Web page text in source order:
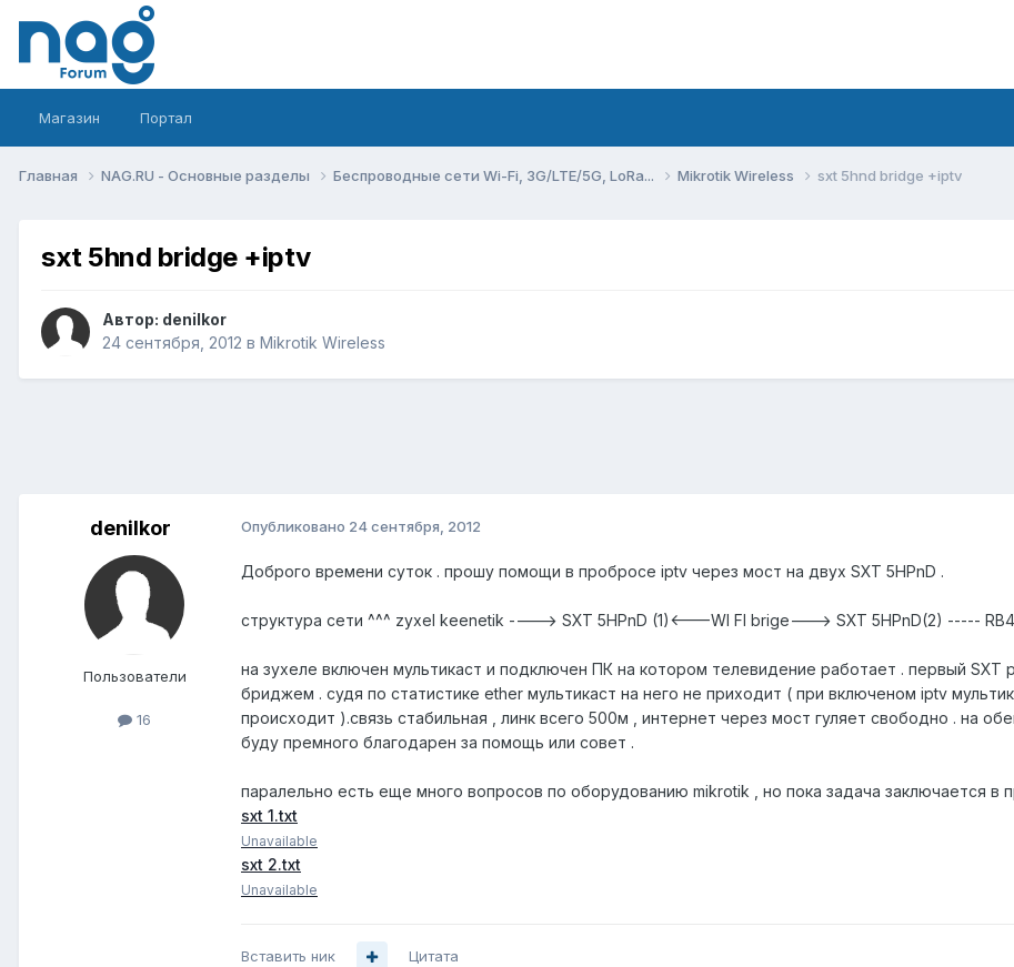
Магазин Портал
Главная NAG.RU - Основные разделы Беспроводные сети Wi-Fi, 3G/LTE/5G, LoRa... Mikrotik Wireless sxt 5hnd bridge +iptv
sxt 5hnd bridge +iptv
Автор: denilkor
24 сентября, 2012 в Mikrotik Wireless
denilkor
Пользователи
16
Опубликовано 24 сентября, 2012
Доброго времени суток . прошу помощи в пробросе iptv через мост на двух SXT 5HPnD .
структура сети ^^^ zyxel keenetik ----> SXT 5HPnD (1)<---WI FI brige---> SXT 5HPnD(2) -----
на зухеле включен мультикаст и подключен ПК на котором телевидение работает . первый SXT
бриджем . судя по статистике ether мультикаст на него не приходит ( при включеном iptv
происходит ).связь стабильная , линк всего 500м , интернет через мост гуляет свободно . на
буду премного благодарен за помощь или совет .
паралельно есть еще много вопросов по оборудованию mikrotik , но пока задача заключается в
sxt 1.txt
Unavailable
sxt 2.txt
Unavailable
Вставить ник Цитата